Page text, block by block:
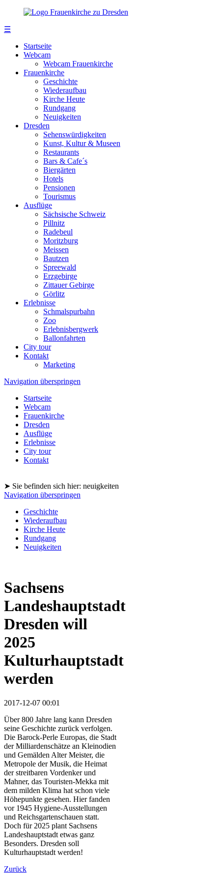
☰
Startseite
Webcam
Webcam Frauenkirche
Frauenkirche
Geschichte
Wiederaufbau
Kirche Heute
Rundgang
Neuigkeiten
Dresden
Sehenswürdigkeiten
Kunst, Kultur & Museen
Restaurants
Bars & Cafe´s
Biergärten
Hotels
Pensionen
Tourismus
Ausflüge
Sächsische Schweiz
Pillnitz
Radebeul
Moritzburg
Meissen
Bautzen
Spreewald
Erzgebirge
Zittauer Gebirge
Görlitz
Erlebnisse
Schmalspurbahn
Zoo
Erlebnisbergwerk
Ballonfahrten
City tour
Kontakt
Marketing
Navigation überspringen
Startseite
Webcam
Frauenkirche
Dresden
Ausflüge
Erlebnisse
City tour
Kontakt
➤ Sie befinden sich hier: neuigkeiten
Navigation überspringen
Geschichte
Wiederaufbau
Kirche Heute
Rundgang
Neuigkeiten
Sachsens
Landeshauptstadt
Dresden will
2025
Kulturhauptstadt
werden
2017-12-07 00:01
Über 800 Jahre lang kann Dresden
seine Geschichte zurück verfolgen.
Die Barock-Perle Europas, die Stadt
der Milliardenschätze an Kleinodien
und Gemälden Alter Meister, die
Metropole der Musik, die Heimat
der streitbaren Vordenker und
Mahner, das Touristen-Mekka mit
dem milden Klima hat schon viele
Höhepunkte gesehen. Hier fanden
vor 1945 Hygiene-Ausstellungen
und Reichsgartenschauen statt.
Doch für 2025 plant Sachsens
Landeshauptstadt etwas ganz
Besonders. Dresden soll
Kulturhauptstadt werden!
Zurück